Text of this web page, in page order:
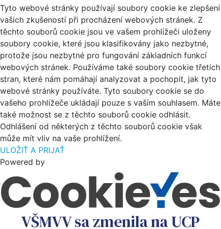
Tyto webové stránky používají soubory cookie ke zlepšení
vašich zkušeností při procházení webových stránek. Z
těchto souborů cookie jsou ve vašem prohlížeči uloženy
soubory cookie, které jsou klasifikovány jako nezbytné,
protože jsou nezbytné pro fungování základních funkcí
webových stránek. Používáme také soubory cookie třetích
stran, které nám pomáhají analyzovat a pochopit, jak tyto
webové stránky používáte. Tyto soubory cookie se do
vašeho prohlížeče ukládají pouze s vaším souhlasem. Máte
také možnost se z těchto souborů cookie odhlásit.
Odhlášení od některých z těchto souborů cookie však
může mít vliv na vaše prohlížení.
ULOŽIŤ A PRIJAŤ
Powered by
VŠMVV sa zmenila na UCP